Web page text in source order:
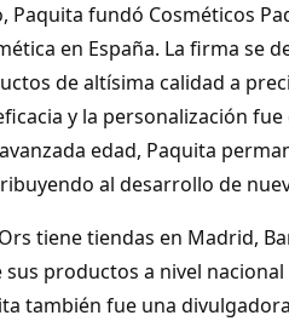
Paquita fundó Cosméticos
en España. La firma se
de altísima calidad a
y la personalización fue
edad, Paquita
al desarrollo de
tiene tiendas en Madrid,
productos a nivel
también fue una